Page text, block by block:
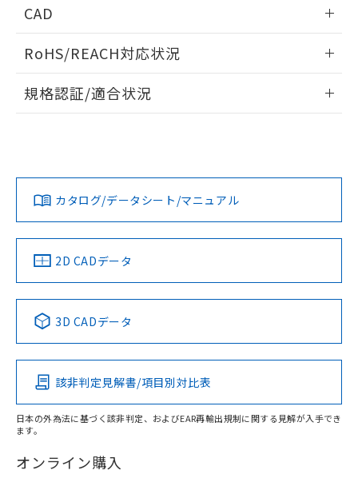
CAD
ドすることができます。
ログイン/会員登録
ダウンロードデータをご利用いただく前に、以下を必ずお読
みください。
ソフトウェアの使用条件
RoHS/REACH対応状況
EU RoHS 注意事項・凡例
対応済み
中国 RoHS 注意事項・凡例
Pb Hg Cd Cr(VI)
O
在庫等で未対応品が混在する可能性があります。
規格認証/適合状況
LR型式承認
（イギリス
船舶規格）
DNV型式承認
（ノルウェー
BV型式承認
（フランス
KR型式
（韓国
No No No No
この製品の規格認証/適合状況ページへ
その他の認証はこちらのページからご検索ください
カタログ/データシート/マニュアル
2D CADデータ
3D CADデータ
該非判定見解書/項目別対比表
日本の外為法に基づく該非判定、およびEAR再輸出規制に関する見解が入手でき
ます。
オンライン購入
および当社の共同利用者が、当社の製
品・サービスに関するお客様との取
引・商談に必要な範囲で利用すること
をご了承ください。
指します。
※3 非含有証明書ダウンロード
下記の非含有証明書をダウンロードするこ
とができます。
また、RoHS指令のフタル酸エステル類４
物質の対応では、対応完了までの期間は出
荷製品に未対応品が混在することから備考
欄に対応日を記載しておりました。
既に当社にて対応品への在庫切替を完了
していることから、特段のことがない限
り、2022年1月12日より割愛しておりま
す。
合意する